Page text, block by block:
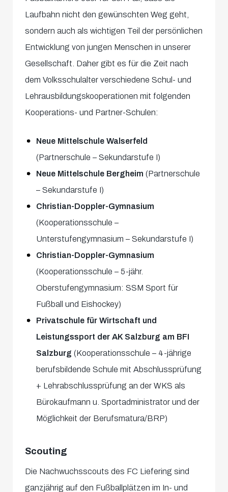
Laufbahn nicht den gewünschten Weg geht,
sondern auch als wichtigen Teil der persönlichen
Entwicklung von jungen Menschen in unserer
Gesellschaft. Daher gibt es für die Zeit nach
dem Volksschulalter verschiedene Schul- und
Lehrausbildungskooperationen mit folgenden
Kooperations- und Partner-Schulen:
Neue Mittelschule Walserfeld
(Partnerschule – Sekundarstufe I)
Neue Mittelschule Bergheim (Partnerschule
– Sekundarstufe I)
Christian-Doppler-Gymnasium
(Kooperationsschule –
Unterstufengymnasium – Sekundarstufe I)
Christian-Doppler-Gymnasium
(Kooperationsschule – 5-jähr.
Oberstufengymnasium: SSM Sport für
Fußball und Eishockey)
Privatschule für Wirtschaft und
Leistungssport der AK Salzburg am BFI
Salzburg (Kooperationsschule – 4-jährige
berufsbildende Schule mit Abschlussprüfung
+ Lehrabschlussprüfung an der WKS als
Bürokaufmann u. Sportadministrator und der
Möglichkeit der Berufsmatura/BRP)
Scouting
Die Nachwuchsscouts des FC Liefering sind
ganzjährig auf den Fußballplätzen im In- und